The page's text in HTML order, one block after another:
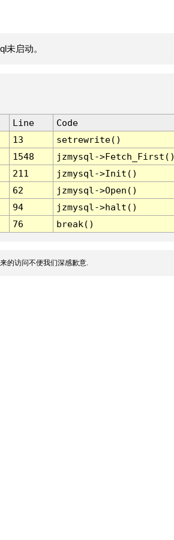
未启动。
Line
Code
13
setrewrite()
1548
jzmysql-
211
jzmysql->Init()
62
jzmysql->Open()
94
jzmysql->halt()
76 break()
的访问不便我们深感歉意.